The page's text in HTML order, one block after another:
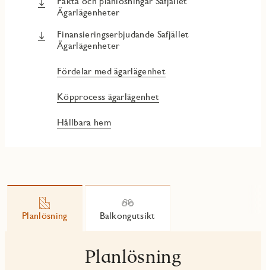
Ägarlägenheter
Finansieringserbjudande Safjället
Ägarlägenheter
Fördelar med ägarlägenhet
Köpprocess ägarlägenhet
Hållbara hem
Planlösning Balkongutsikt
Planlösning